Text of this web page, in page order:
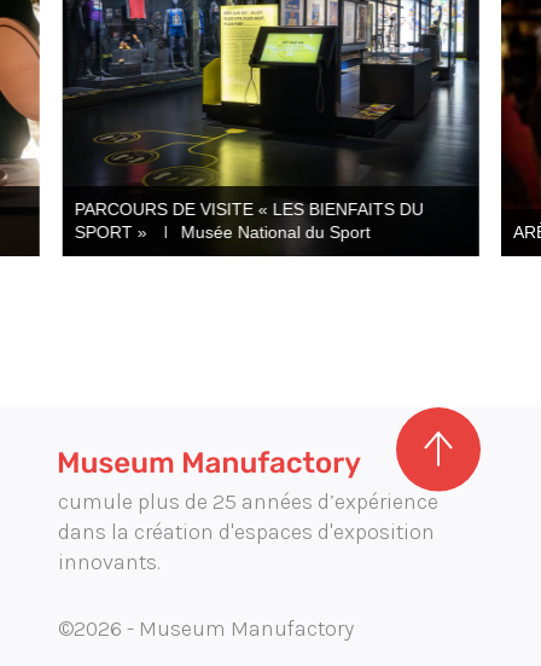
PARCOURS DE VISITE « LES BIENFAITS DU
SPORT »
Musée National du Sport
cumule plus de 25 années d’expérience
dans la création d'espaces d'exposition
innovants.
©2026 - Museum Manufactory